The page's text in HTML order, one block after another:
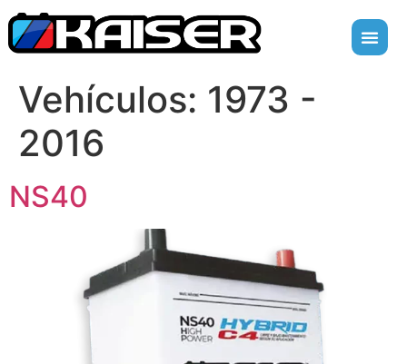
Vehículos: 1973 -
2016
NS40